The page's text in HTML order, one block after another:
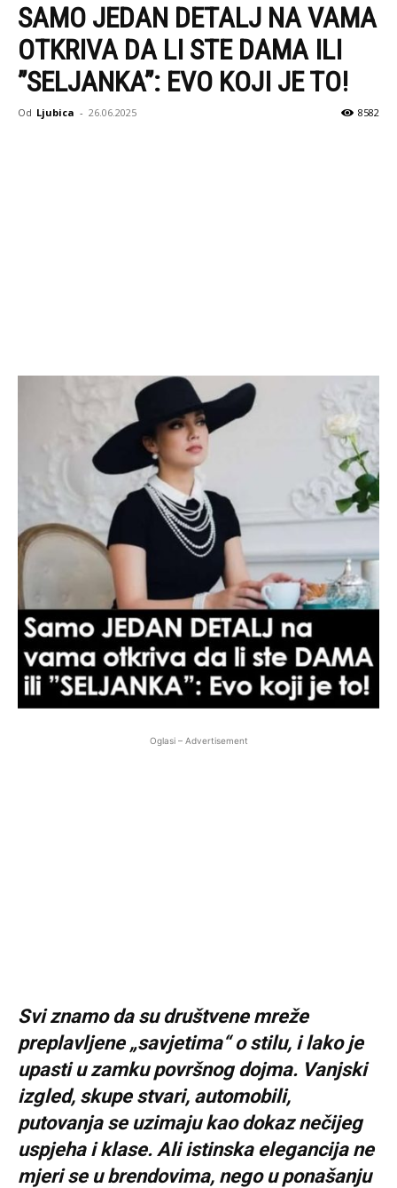
SAMO JEDAN DETALJ NA VAMA
OTKRIVA DA LI STE DAMA ILI
”SELJANKA”: EVO KOJI JE TO!
Od Ljubica - 26.06.2025 8582
Oglasi – Advertisement
Svi znamo da su društvene mreže
preplavljene „savjetima“ o stilu, i lako je
upasti u zamku površnog dojma. Vanjski
izgled, skupe stvari, automobili,
putovanja se uzimaju kao dokaz nečijeg
uspjeha i klase. Ali istinska elegancija ne
mjeri se u brendovima, nego u ponašanju